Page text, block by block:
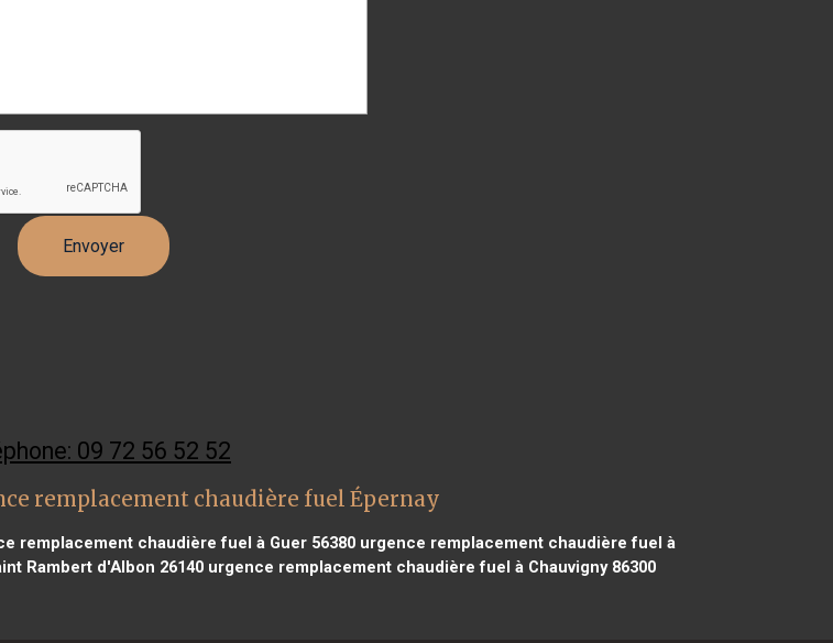
09 72 56 52 52
remplacement chaudière fuel Épernay
remplacement chaudière fuel à Guer 56380 urgence remplacement chaudière fuel à
Rambert d'Albon 26140 urgence remplacement chaudière fuel à Chauvigny 86300